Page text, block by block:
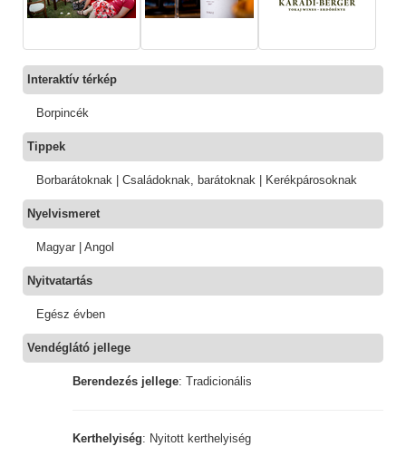
Interaktív térkép
Borpincék
Tippek
Borbarátoknak | Családoknak, barátoknak | Kerékpárosoknak
Nyelvismeret
Magyar | Angol
Nyitvatartás
Egész évben
Vendéglátó jellege
Berendezés jellege: Tradicionális
Kerthelyiség: Nyitott kerthelyiség